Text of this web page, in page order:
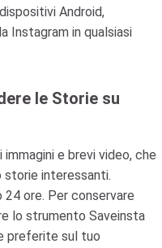
Android,
Instagram in qualsiasi
le Storie su
e brevi video, che
storie interessanti.
ore. Per conservare
lo strumento Saveinsta
preferite sul tuo